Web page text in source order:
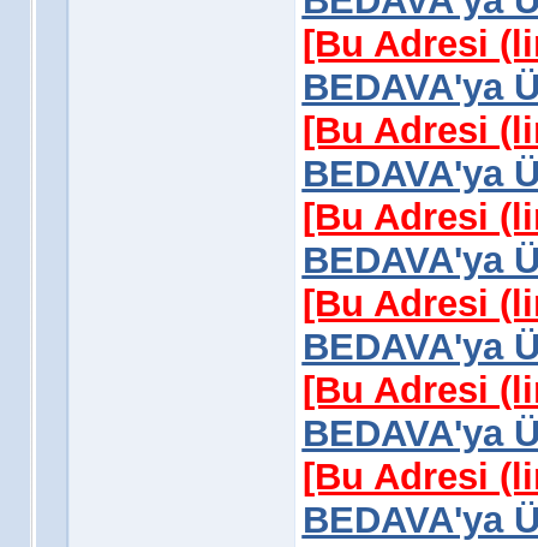
[Bu Adresi
BEDAVA'ya
[Bu Adresi
BEDAVA'ya
[Bu Adresi
BEDAVA'ya
[Bu Adresi
BEDAVA'ya
[Bu Adresi
BEDAVA'ya
[Bu Adresi
BEDAVA'ya